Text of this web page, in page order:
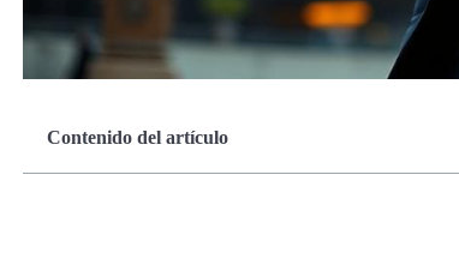
Contenido del artículo